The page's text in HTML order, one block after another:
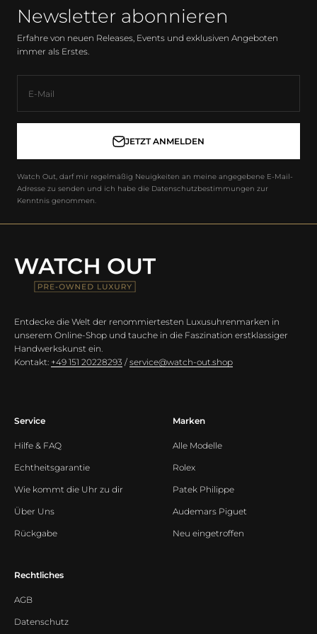
Newsletter abonnieren
Erfahre von neuen Releases, Events und exklusiven Angeboten
immer als Erstes.
E-Mail
JETZT ANMELDEN
Watch Out, darf mir regelmäßig Neuigkeiten an meine angegebene E-Mail-
Adresse zu senden und ich habe die Datenschutzbestimmungen zur
Kenntnis genommen.
Entdecke die Welt der renommiertesten Luxusuhrenmarken in
unserem Online-Shop und tauche in die Faszination erstklassiger
Handwerkskunst ein.
Kontakt: +49 151 20228293 / service@watch-out.shop
Service
Hilfe & FAQ
Echtheitsgarantie
Wie kommt die Uhr zu dir
Über Uns
Rückgabe
Marken
Alle Modelle
Rolex
Patek Philippe
Audemars Piguet
Neu eingetroffen
Rechtliches
AGB
Datenschutz